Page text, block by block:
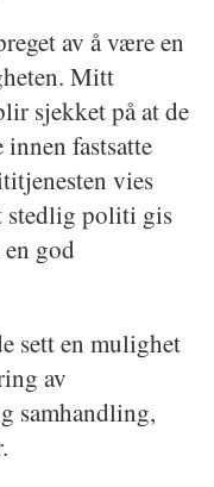
av å være en
Mitt
sjekket på at de
innen fastsatte
vies
stedlig politi gis
god
sett en mulighet
av
samhandling,